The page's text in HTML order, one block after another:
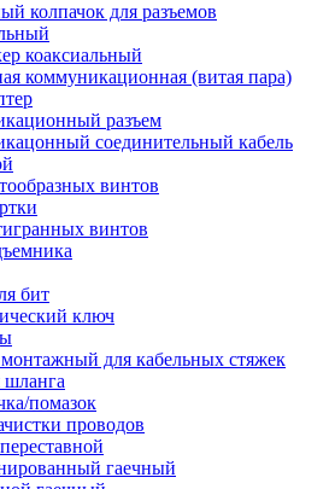
колпачок для разъемов
коаксиальный
коммуникационная (витая пара)
разъем
соединительный кабель
винтов
винтов
бит
ключ
для кабельных стяжек
помазок
проводов
гаечный